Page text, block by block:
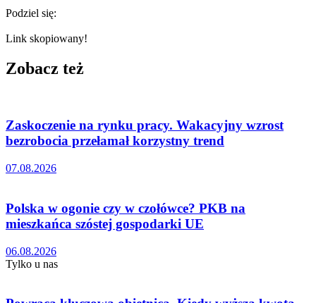
Podziel się:
Link skopiowany!
Zobacz też
Zaskoczenie na rynku pracy. Wakacyjny wzrost
bezrobocia przełamał korzystny trend
07.08.2026
Polska w ogonie czy w czołówce? PKB na
mieszkańca szóstej gospodarki UE
06.08.2026
Tylko u nas